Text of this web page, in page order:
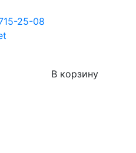
25-08
11.08.2026
В корзину